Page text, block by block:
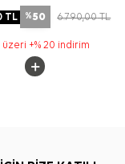
TL %50 6.790,00TL
üzeri +% 20 indirim